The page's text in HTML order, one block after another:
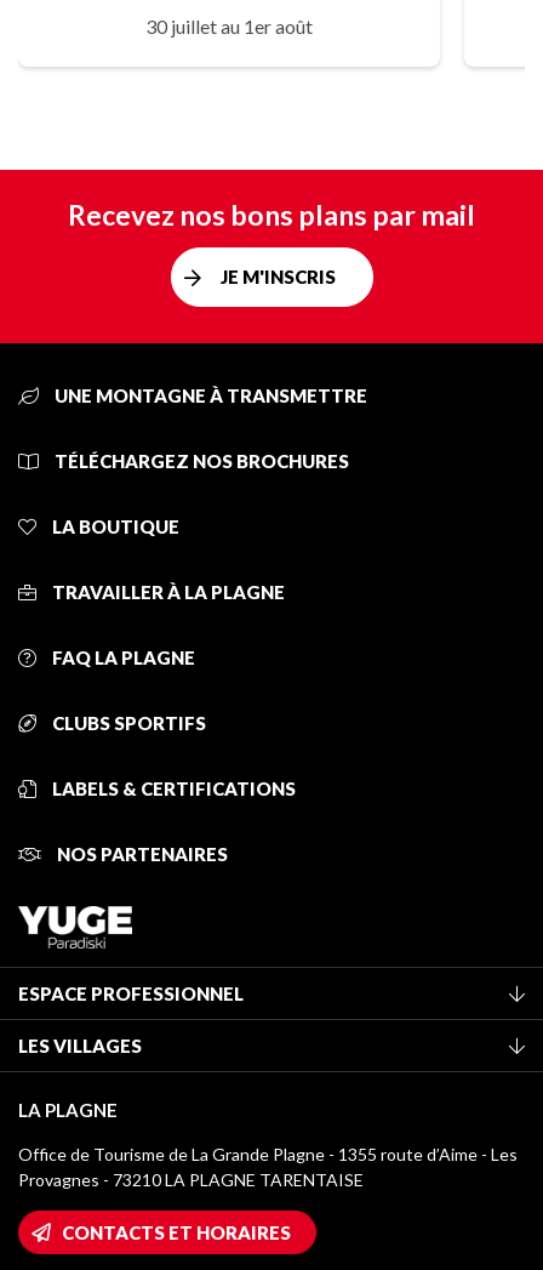
30 juillet au 1er août
Recevez nos bons plans par mail
JE M'INSCRIS
UNE MONTAGNE À TRANSMETTRE
TÉLÉCHARGEZ NOS BROCHURES
LA BOUTIQUE
TRAVAILLER À LA PLAGNE
FAQ LA PLAGNE
CLUBS SPORTIFS
LABELS & CERTIFICATIONS
NOS PARTENAIRES
ESPACE PROFESSIONNEL
Classement des meublés
Taxe de séjour
Médiathèque
Logos La Plagne
Accès Wifi
Maison des Propriétaires
LES VILLAGES
Montchavin - Les Coches
Champagny-en-Vanoise
Plagne 1800
LA PLAGNE
Office de Tourisme de La Grande Plagne - 1355 route d’Aime - Les
Provagnes - 73210 LA PLAGNE TARENTAISE
CONTACTS ET HORAIRES